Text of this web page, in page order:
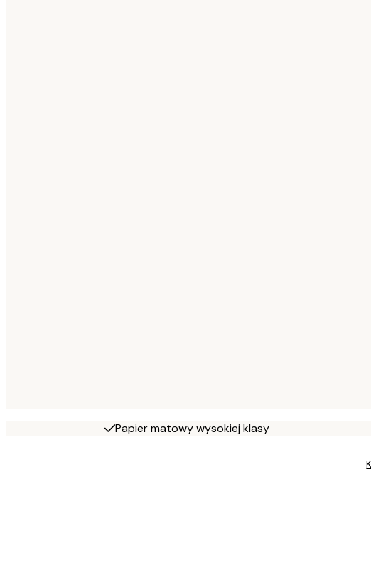
Papier matowy wysokiej klasy